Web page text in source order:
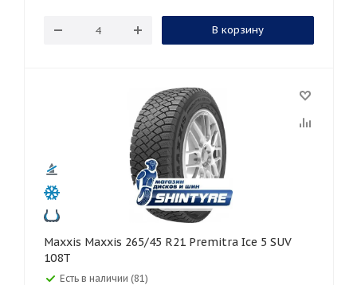
В корзину
Maxxis Maxxis 265/45 R21 Premitra Ice 5 SUV
108T
Есть в наличии (81)